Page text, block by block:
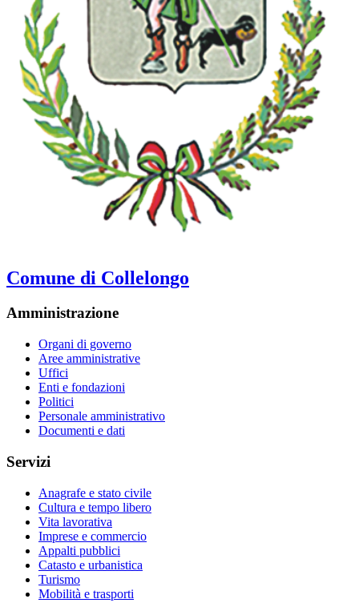
Comune di Collelongo
Amministrazione
Organi di governo
Aree amministrative
Uffici
Enti e fondazioni
Politici
Personale amministrativo
Documenti e dati
Servizi
Anagrafe e stato civile
Cultura e tempo libero
Vita lavorativa
Imprese e commercio
Appalti pubblici
Catasto e urbanistica
Turismo
Mobilità e trasporti